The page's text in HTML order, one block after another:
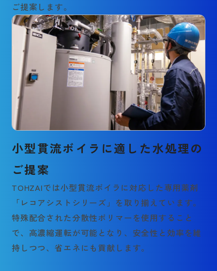
ご提案します。
小型貫流ボイラに適した水処理の
ご提案
TOHZAIでは小型貫流ボイラに対応した専用薬剤
「レコアシストシリーズ」を取り揃えています。
特殊配合された分散性ポリマーを使用すること
で、高濃縮運転が可能となり、安全性と効率を維
持しつつ、省エネにも貢献します。